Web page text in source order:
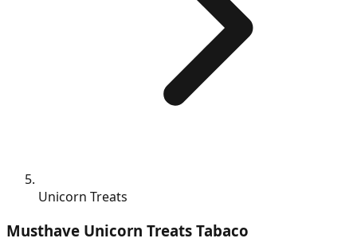
Unicorn Treats
Musthave Unicorn Treats Tabaco